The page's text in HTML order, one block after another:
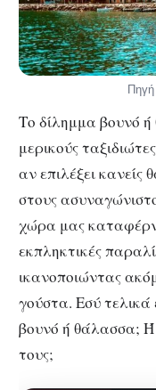
Το δίλημμα βουνό ή
μερικούς
αν επιλέξει κανείς
στους
χώρα μας
εκπληκτικές
ικανοποιώντας
γούστα. Εσύ τελικά
βουνό ή θάλασσα;
τους;